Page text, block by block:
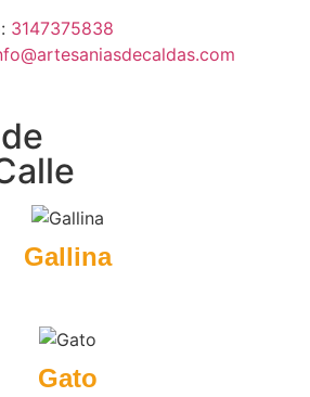
3147375838
Gallina
Gato